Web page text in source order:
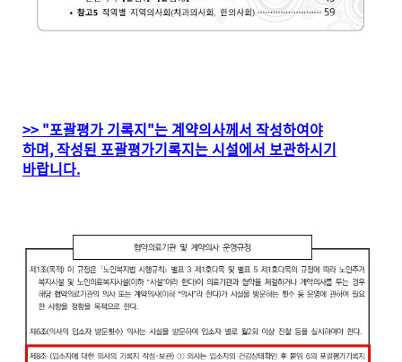
>> "포괄평가 기록지"는 계약의사께서 작성하여야
하며,작성된 포괄평가기록지는 시설에서 보관하시기
바랍니다.